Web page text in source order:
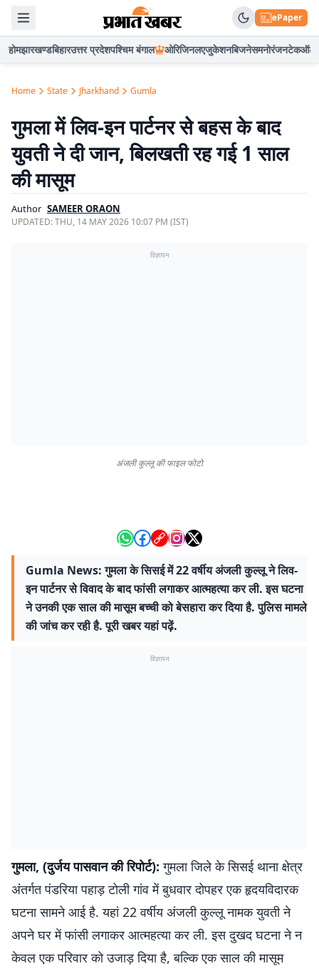
ePaper
होमझारखण्डबिहारउत्तर प्रदेशपश्चिम बंगाल ओरिजिनलएजुकेशनबिजनेसमनोरंजनटेकऑटो
Home State Jharkhand Gumla
गुमला में लिव-इन पार्टनर से बहस के बाद
युवती ने दी जान, बिलखती रह गई 1 साल
की मासूम
Author SAMEER ORAON
UPDATED:THU, 14 MAY 2026 10:07 PM (IST)
विज्ञापन
अंजली कुल्लू की फाइल फोटो
Gumla News: गुमला के सिसई में 22 वर्षीय अंजली कुल्लू ने लिव-
इन पार्टनर से विवाद के बाद फांसी लगाकर आत्महत्या कर ली. इस घटना
ने उनकी एक साल की मासूम बच्ची को बेसहारा कर दिया है. पुलिस मामले
की जांच कर रही है. पूरी खबर यहां पढ़ें.
विज्ञापन
गुमला, (दुर्जय पासवान की रिपोर्ट):गुमला जिले के सिसई थाना क्षेत्र
अंतर्गत पंडरिया पहाड़ टोली गांव में बुधवार दोपहर एक हृदयविदारक
घटना सामने आई है. यहां 22 वर्षीय अंजली कुल्लू नामक युवती ने
अपने घर में फांसी लगाकर आत्महत्या कर ली. इस दुखद घटना ने न
केवल एक परिवार को उजाड़ दिया है, बल्कि एक साल की मासूम